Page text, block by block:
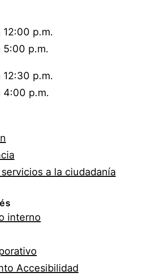
12:00 p.m.
5:00 p.m.
12:30 p.m.
4:00 p.m.
a la ciudadanía
interno
Accesibilidad